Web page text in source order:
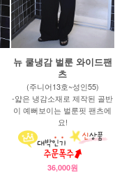
뉴 쿨냉감 벌룬 와이드팬
츠
(주니어13호~성인55)
-얇은 냉감소재로 제작된 골반
이 예뻐보이는 벌룬핏 팬츠에
요!
36,000원